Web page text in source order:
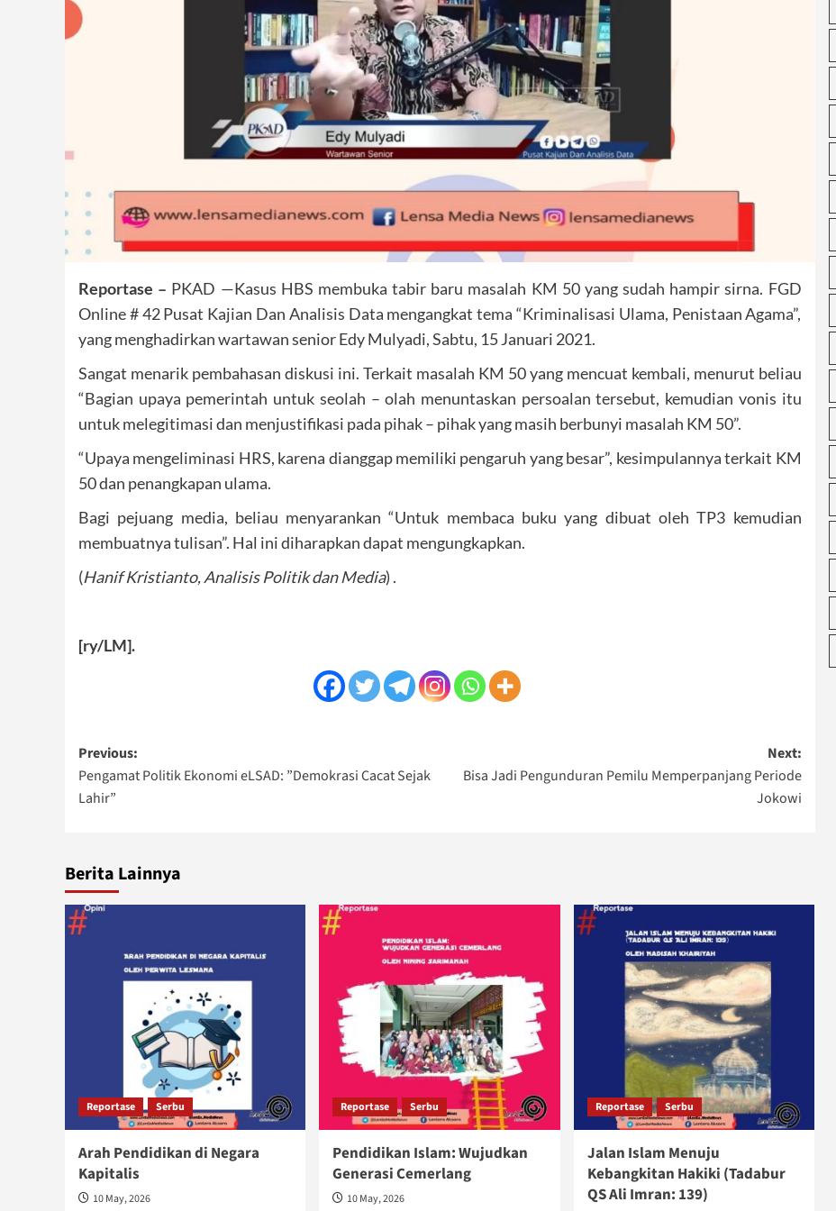
Reportase – PKAD —Kasus HBS membuka tabir baru masalah KM 50 yang sudah hampir sirna. FGD
Online # 42 Pusat Kajian Dan Analisis Data mengangkat tema “Kriminalisasi Ulama, Penistaan Agama”,
yang menghadirkan wartawan senior Edy Mulyadi, Sabtu, 15 Januari 2021.
Sangat menarik pembahasan diskusi ini. Terkait masalah KM 50 yang mencuat kembali, menurut beliau
“Bagian upaya pemerintah untuk seolah – olah menuntaskan persoalan tersebut, kemudian vonis itu
untuk melegitimasi dan menjustifikasi pada pihak – pihak yang masih berbunyi masalah KM 50”.
“Upaya mengeliminasi HRS, karena dianggap memiliki pengaruh yang besar”, kesimpulannya terkait KM
50 dan penangkapan ulama.
Bagi pejuang media, beliau menyarankan “Untuk membaca buku yang dibuat oleh TP3 kemudian
membuatnya tulisan”. Hal ini diharapkan dapat mengungkapkan.
(Hanif Kristianto, Analisis Politik dan Media) .
[ry/LM].
Post
navigation
Previous:
Pengamat Politik Ekonomi eLSAD: ”Demokrasi Cacat Sejak
Lahir”
Next:
Bisa Jadi Pengunduran Pemilu Memperpanjang Periode
Jokowi
Berita Lainnya
Reportase Serbu
Arah Pendidikan di Negara
Kapitalis
10 May, 2026
Reportase Serbu
Pendidikan Islam: Wujudkan
Generasi Cemerlang
10 May, 2026
Reportase Serbu
Jalan Islam Menuju
Kebangkitan Hakiki (Tadabur
QS Ali Imran: 139)